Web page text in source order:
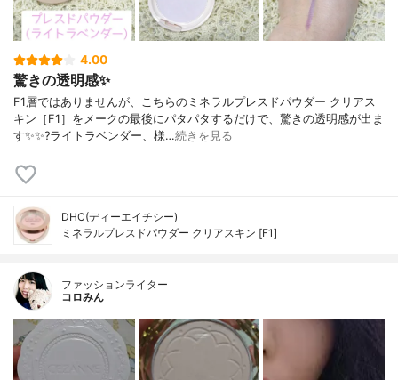
4.00
驚きの透明感✨
F1層ではありませんが、こちらのミネラルプレスドパウダー クリアス
キン［F1］をメークの最後にパタパタするだけで、驚きの透明感が出ま
す✨✨?ライトラベンダー、様…続きを見る
DHC(ディーエイチシー)
ミネラルプレスドパウダー クリアスキン [F1]
ファッションライター
コロみん